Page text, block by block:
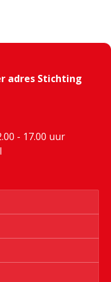
adres Stichting
- 17.00 uur